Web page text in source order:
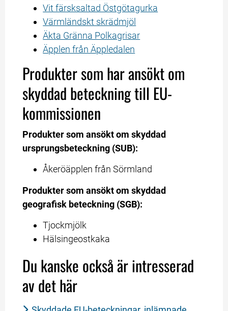
Vit färsksaltad Östgötagurka
Värmländskt skrädmjöl
Äkta Gränna Polkagrisar
Äpplen från Äppledalen
Produkter som har ansökt om
skyddad beteckning till EU-
kommissionen
Produkter som ansökt om skyddad
ursprungsbeteckning (SUB):
Åkeröäpplen från Sörmland
Produkter som ansökt om skyddad
geografisk beteckning (SGB):
Tjockmjölk
Hälsingeostkaka
Du kanske också är intresserad
av det här